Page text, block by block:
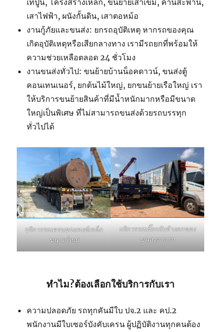
เทปูน, โครงสร้างเหล็ก, ขนย้ายเสาเข็ม, คานสะพาน,
เสาไฟฟ้า, ผนังกั้นดิน, เสาตอหม้อ
งานกู้ภัยและขนส่ง: ยกรถอุบัติเหตุ หากรถของคุณ
เกิดอุบัติเหตุหรือเสียกลางทาง เรามีรถยกที่พร้อมให้
ความช่วยเหลือตลอด 24 ชั่วโมง
งานขนส่งทั่วไป: ขนย้ายบ้านน็อคดาวน์, ขนส่งตู้
คอนเทนเนอร์, ยกต้นไม้ใหญ่, ยกขนย้ายเรือใหญ่ เรา
ให้บริการขนย้ายสินค้าที่มีน้ำหนักมากหรือมีขนาด
ใหญ่เป็นพิเศษ ที่ไม่สามารถขนส่งด้วยรถบรรทุก
ทั่วไปได้
บริการรถเครนยกแทงค์เหล็ก
ขนาดใหญ่
บริการรถเฮี๊ยบรับจ้างยกของ
ขนลงจากรถ
ทำไม?ต้องเลือกใช้บริการกับเรา
ความปลอดภัย รถทุกคันมีใบ ปจ.2 และ คป.2
พนักงานมีใบเซอร์บังคับเครน ผู้ปฏิบัติงานทุกคนต้อง